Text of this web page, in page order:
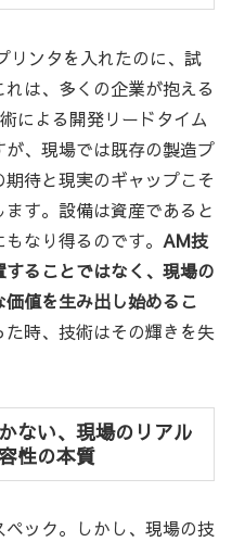
リンタを入れたのに、試
は、多くの企業が抱える
による開発リードタイム
、現場では既存の製造プ
待と現実のギャップこそ
す。設備は資産であると
なり得るのです。 AM技
ることではなく、現場の
値を生み出し始めるこ
時、技術はその輝きを失
ない、現場のリアル
性の本質
ック。しかし、現場の技